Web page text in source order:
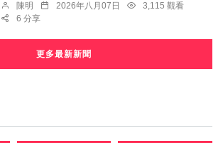
陳明 2026年八月07日
3,115 觀看
6 分享
更多最新新聞